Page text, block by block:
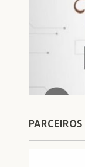
PARCEIROS